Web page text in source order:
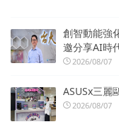
創智動能強
邀分享AI時
2026/08/07
ASUSx三麗
2026/08/07